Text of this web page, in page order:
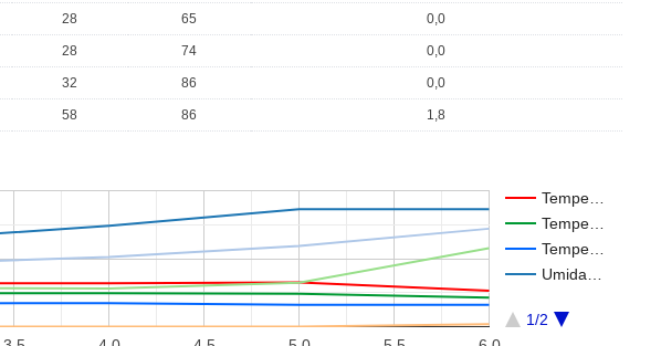
28 65 0,0
28 74 0,0
32 86 0,0
58 86 1,8
Tempe…
Tempe…
Tempe…
Umida…
1/2